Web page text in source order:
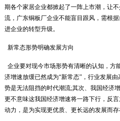
期各个家居企业都掀起了一阵上市潮，让
流，广东铜板厂企业不能盲目跟风，需根
进企业的转型升级。
新常态形势明确发展方向
企业要对现今市场形势有清晰的认知，方
济增速放缓已然成为“新常态”，行业发展
势是无法阻挡的时代潮流;其次、我国经济
更不意味这我国经济增速将一路下行，反
动力，是为实现更优质、更长远的发展而存